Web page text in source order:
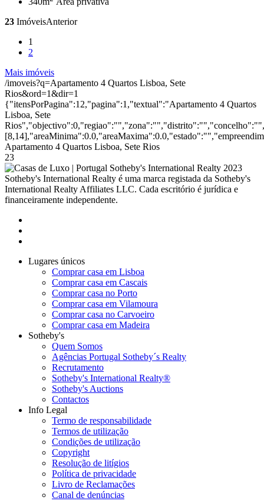
23 ImóveisAnterior
1
2
Mais imóveis
/imoveis?q=Apartamento 4 Quartos Lisboa, Sete
Rios&ord=1&dir=1
{"itensPorPagina":12,"pagina":1,"textual":"Apartamento 4 Quartos
Lisboa, Sete
Apartamento 4 Quartos Lisboa, Sete Rios
23
2023
Sotheby's International Realty é uma marca registada da Sotheby's
International Realty Affiliates LLC. Cada escritório é jurídica e
financeiramente independente.
Lugares únicos
Comprar casa em Lisboa
Comprar casa em Cascais
Comprar casa no Porto
Comprar casa em Vilamoura
Comprar casa no Carvoeiro
Comprar casa em Madeira
Sotheby's
Quem Somos
Agências Portugal Sotheby´s Realty
Recrutamento
Sotheby's International Realty®
Sotheby's Auctions
Contactos
Info Legal
Termo de responsabilidade
Termos de utilização
Condições de utilização
Copyright
Resolução de litígios
Política de privacidade
Livro de Reclamações
Canal de denúncias